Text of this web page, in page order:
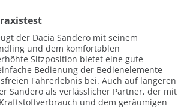
der Dacia Sandero mit seinem
und dem komfortablen
Sitzposition bietet eine gute
Bedienung der Bedienelemente
Fahrerlebnis bei. Auch auf längeren
Sandero als verlässlicher Partner, der mit
und dem geräumigen